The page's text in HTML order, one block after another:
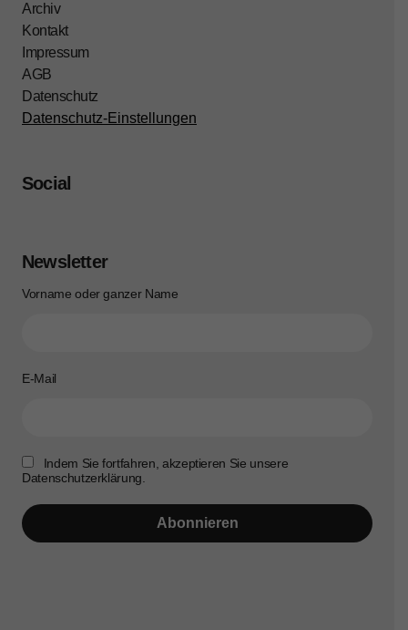
Archiv
Kontakt
Impressum
AGB
Datenschutz
Datenschutz-Einstellungen
Social
Newsletter
Vorname oder ganzer Name
E-Mail
Indem Sie fortfahren, akzeptieren Sie unsere
Datenschutzerklärung.